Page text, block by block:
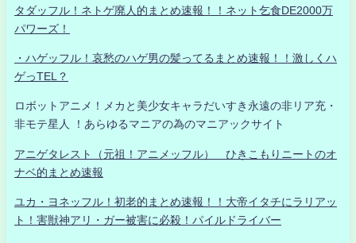
タダッフル！ネトゲ廃人的まとめ速報！！ネット乞食DE2000万
パワーズ！
・ハゲッフル！哀愁のハゲ男の髪ってるまとめ速報！！激しくハ
ゲっTEL？
ロボットアニメ！メカと美少女キャラだいすき永遠の非リア充・
非モテ星人 ！あらゆるマニアの為のマニアックサイト
アニゲタレスト（元祖！アニメッフル） ひきこもりニートのオ
ナベ的まとめ速報
ユカ・ヨネッフル！初老的まとめ速報！！大帝イタチにラリアッ
ト！害獣神アリ・ガー被害に必殺！パイルドライバー